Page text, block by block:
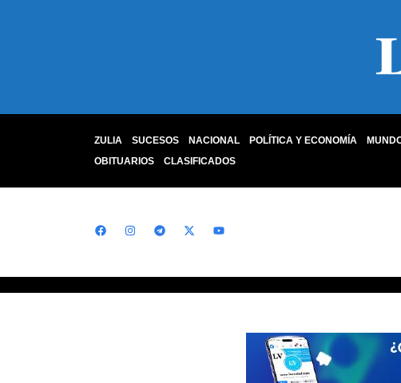
ZULIA SUCESOS NACIONAL POLÍTICA Y ECONOMÍA
OBITUARIOS
CLASIFICADOS